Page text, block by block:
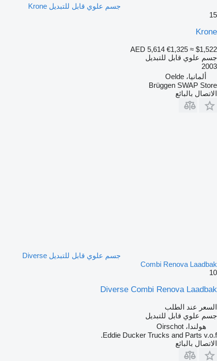
جسم علوي قابل للتبديل Krone
15
Krone
AED 5,614 €1,325 ≈ $1,522
جسم علوي قابل للتبديل
2003
ألمانيا، Oelde
Brüggen SWAP Store
الاتصال بالبائع
جسم علوي قابل للتبديل Diverse
Combi Renova Laadbak
10
Diverse Combi Renova Laadbak
السعر عند الطلب
جسم علوي قابل للتبديل
هولندا، Oirschot
Eddie Ducker Trucks and Parts v.o.f.
الاتصال بالبائع